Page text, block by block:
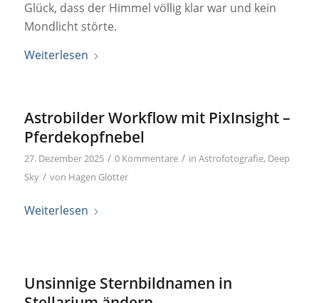
Glück, dass der Himmel völlig klar war und kein
Mondlicht störte.
Weiterlesen
Astrobilder Workflow mit PixInsight –
Pferdekopfnebel
27. Dezember 2025 / 0 Kommentare / in Astrofotografie, Deep
Sky / von Hagen Glötter
Weiterlesen
Unsinnige Sternbildnamen in